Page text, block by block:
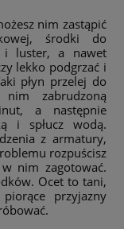
nim zastąpić
środki do
i luster, a nawet
lekko podgrzać i
płyn przelej do
zabrudzoną
a następnie
i spłucz wodą.
z armatury,
rozpuścisz
nim zagotować.
Ocet to tani,
przyjazny